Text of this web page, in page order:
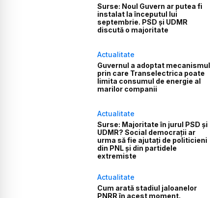
Surse: Noul Guvern ar putea fi
instalat la începutul lui
septembrie. PSD și UDMR
discută o majoritate
Actualitate
Guvernul a adoptat mecanismul
prin care Transelectrica poate
limita consumul de energie al
marilor companii
Actualitate
Surse: Majoritate în jurul PSD și
UDMR? Social democrații ar
urma să fie ajutați de politicieni
din PNL și din partidele
extremiste
Actualitate
Cum arată stadiul jaloanelor
PNRR în acest moment.